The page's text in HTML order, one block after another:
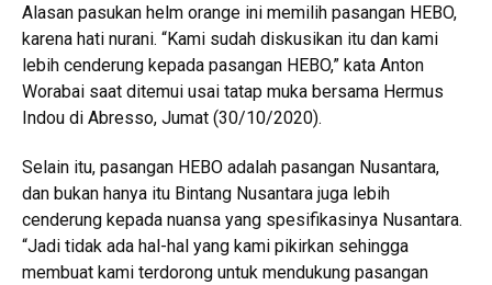
Alasan pasukan helm orange ini memilih pasangan HEBO,
karena hati nurani. “Kami sudah diskusikan itu dan kami
lebih cenderung kepada pasangan HEBO,” kata Anton
Worabai saat ditemui usai tatap muka bersama Hermus
Indou di Abresso, Jumat (30/10/2020).
Selain itu, pasangan HEBO adalah pasangan Nusantara,
dan bukan hanya itu Bintang Nusantara juga lebih
cenderung kepada nuansa yang spesifikasinya Nusantara.
“Jadi tidak ada hal-hal yang kami pikirkan sehingga
membuat kami terdorong untuk mendukung pasangan